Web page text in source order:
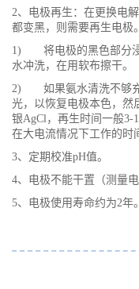
2、电极再生：在更换电
都变黑，则需要再生电极。
1) 将电极的黑色部分浸
水冲洗，在用软布擦干。
2) 如果氨水清洗不够充
光，以恢复电极本色，然
银AgCl，再生时间一般3-
在大电流情况下工作的时
3、定期校准pH值。
4、电极不能干置（测量电
5、电极使用寿命约为2年。